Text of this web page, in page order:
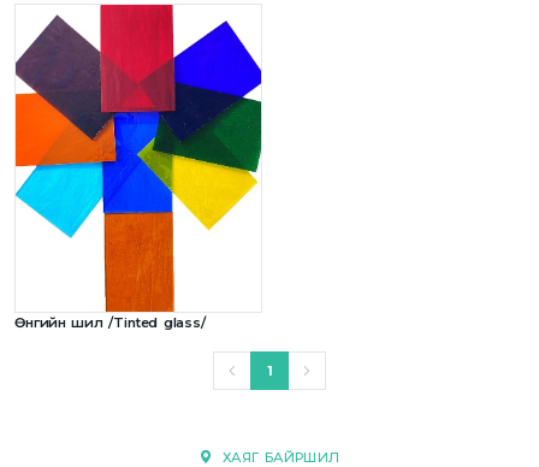
Өнгийн шил /Tinted glass/
1
ХАЯГ БАЙРШИЛ